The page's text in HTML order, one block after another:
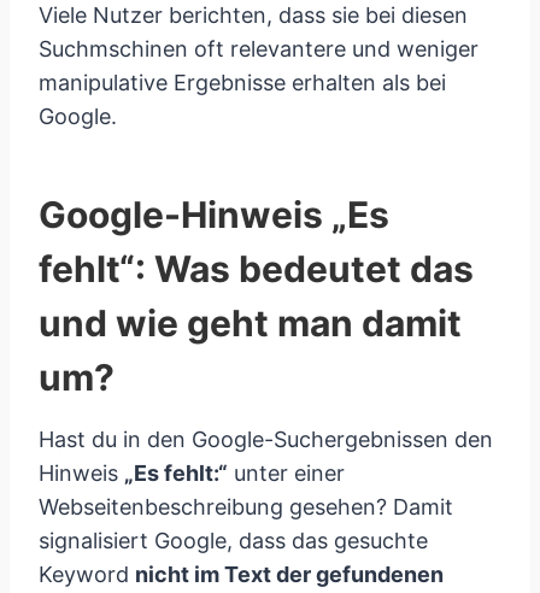
Viele Nutzer berichten, dass sie bei diesen
Suchmschinen oft relevantere und weniger
manipulative Ergebnisse erhalten als bei
Google.
Google-Hinweis „Es
fehlt“: Was bedeutet das
und wie geht man damit
um?
Hast du in den Google-Suchergebnissen den
Hinweis „Es fehlt:“ unter einer
Webseitenbeschreibung gesehen? Damit
signalisiert Google, dass das gesuchte
Keyword nicht im Text der gefundenen